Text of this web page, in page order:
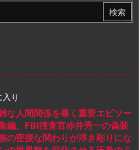
入り
な人間関係を暴く重要エピソー
編。FBI捜査官赤井秀一の偽装
の密接な関わりが浮き彫りにな